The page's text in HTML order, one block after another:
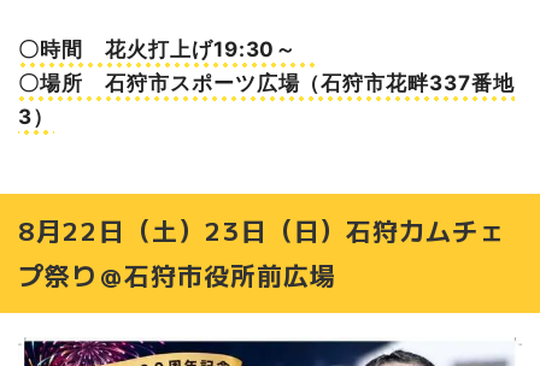
〇時間 花火打上げ19:30～
〇場所 石狩市スポーツ広場（石狩市花畔337番地
3）
8月22日（土）23日（日）石狩カムチェ
プ祭り＠石狩市役所前広場